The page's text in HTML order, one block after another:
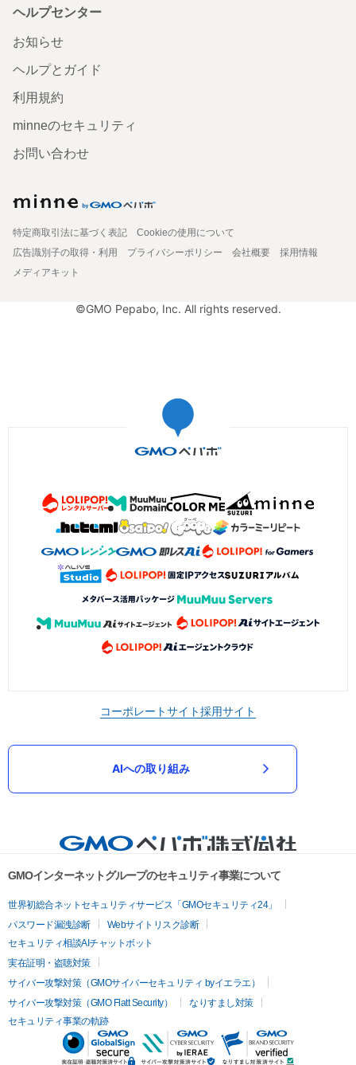
ヘルプセンター
お知らせ
ヘルプとガイド
利用規約
minneのセキュリティ
お問い合わせ
特定商取引法に基づく表記
Cookieの使用について
広告識別子の取得・利用
プライバシーポリシー 会社概要
採用情報
メディアキット
©GMO Pepabo, Inc. All rights reserved.
コーポレートサイト採用サイト
AIへの取り組み
GMOインターネットグループのセキュリティ事業について
世界初総合ネットセキュリティサービス「GMOセキュリティ24」
パスワード漏洩診断
Webサイトリスク診断
セキュリティ相談AIチャットボット
実在証明・盗聴対策
サイバー攻撃対策（GMOサイバーセキュリティ byイエラエ）
サイバー攻撃対策（GMO Flatt Security）
なりすまし対策
セキュリティ事業の軌跡